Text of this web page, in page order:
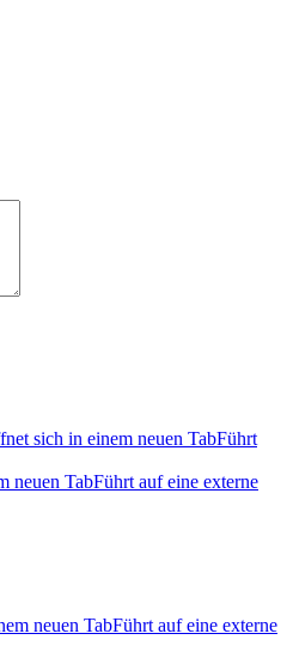
sich in einem neuen TabFührt
neuen TabFührt auf eine externe
neuen TabFührt auf eine externe